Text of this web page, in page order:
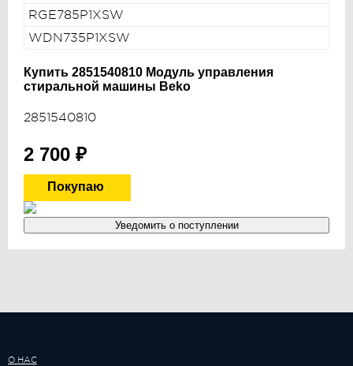
RGE785P1XSW
WDN735P1XSW
Купить 2851540810 Модуль управления
стиральной машины Beko
2851540810
2 700 ₽
Уведомить о поступлении
О НАС